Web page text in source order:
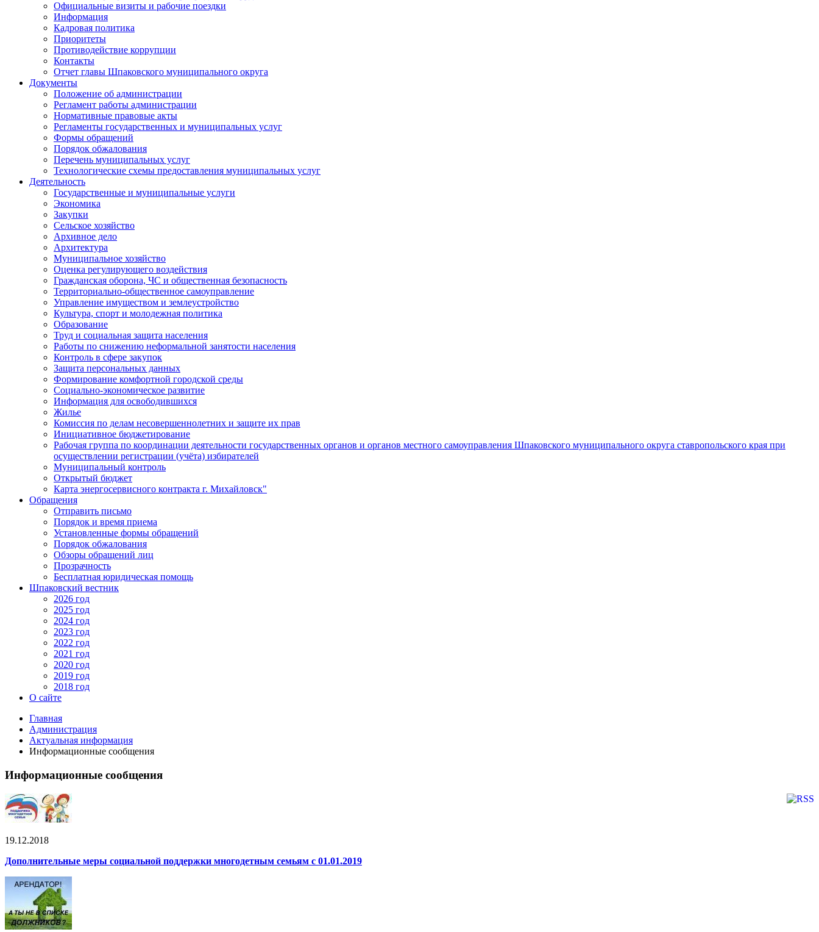
Официальные визиты и рабочие поездки
Информация
Кадровая политика
Приоритеты
Противодействие коррупции
Контакты
Отчет главы Шпаковского муниципального округа
Документы
Положение об администрации
Регламент работы администрации
Нормативные правовые акты
Регламенты государственных и муниципальных услуг
Формы обращений
Порядок обжалования
Перечень муниципальных услуг
Технологические схемы предоставления муниципальных услуг
Деятельность
Государственные и муниципальные услуги
Экономика
Закупки
Сельское хозяйство
Архивное дело
Архитектура
Муниципальное хозяйство
Оценка регулирующего воздействия
Гражданская оборона, ЧС и общественная безопасность
Территориально-общественное самоуправление
Управление имуществом и землеустройство
Культура, спорт и молодежная политика
Образование
Труд и социальная защита населения
Работы по снижению неформальной занятости населения
Контроль в сфере закупок
Защита персональных данных
Формирование комфортной городской среды
Социально-экономическое развитие
Информация для освободившихся
Жилье
Комиссия по делам несовершеннолетних и защите их прав
Инициативное бюджетирование
Рабочая группа по координации деятельности государственных органов и органов местного самоуправления Шпаковского муниципального округа ставропольского края при
осуществлении регистрации (учёта) избирателей
Муниципальный контроль
Открытый бюджет
Карта энергосервисного контракта г. Михайловск"
Обращения
Отправить письмо
Порядок и время приема
Установленные формы обращений
Порядок обжалования
Обзоры обращений лиц
Прозрачность
Бесплатная юридическая помощь
Шпаковский вестник
2026 год
2025 год
2024 год
2023 год
2022 год
2021 год
2020 год
2019 год
2018 год
О сайте
Главная
Администрация
Актуальная информация
Информационные сообщения
Информационные сообщения
19.12.2018
Дополнительные меры социальной поддержки многодетным семьям с 01.01.2019